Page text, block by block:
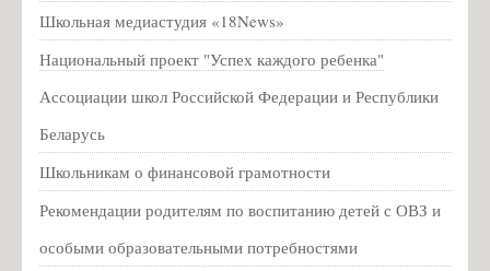
2026 учебный год
Конкурсы
Всероссийская акция "Урок цифры"
Новогодняя выставка
Новости
Вакцинация от гриппа и коронавирусной инфекции
Год педагога и наставника
Памятка о мерах профилактики энтеровирусной инфекции для
Школьная медиастудия «18News»
Национальный проект "Успех каждого ребенка"
Ассоциации школ Российской Федерации и Республики
Беларусь
Школьникам о финансовой грамотности
Рекомендации родителям по воспитанию детей с ОВЗ и
особыми образовательными потребностями